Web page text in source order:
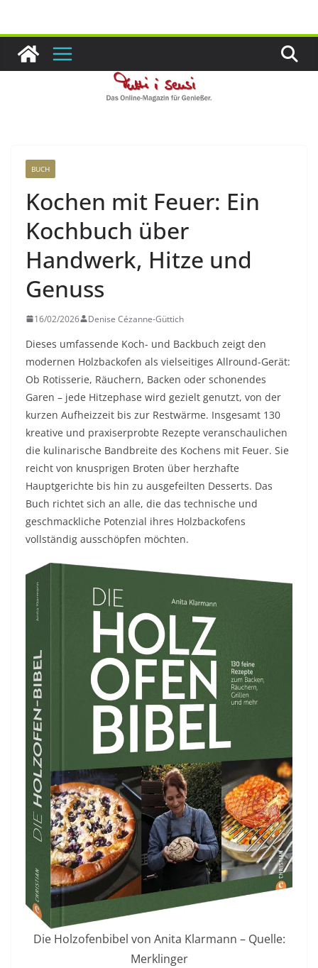
springen
BUCH
Kochen mit Feuer: Ein
Kochbuch über
Handwerk, Hitze und
Genuss
16/02/2026 Denise Cézanne-Güttich
Dieses umfassende Koch- und Backbuch zeigt den
modernen Holzbackofen als vielseitiges Allround-Gerät:
Ob Rotisserie, Räuchern, Backen oder schonendes
Garen – jede Hitzephase wird gezielt genutzt, von der
kurzen Aufheizzeit bis zur Restwärme. Insgesamt 130
kreative und praxiserprobte Rezepte veranschaulichen
die kulinarische Bandbreite des Kochens mit Feuer. Sie
reicht von knusprigen Broten über herzhafte
Hauptgerichte bis hin zu ausgefeilten Desserts. Das
Buch richtet sich an alle, die das technische und
geschmackliche Potenzial ihres Holzbackofens
vollständig ausschöpfen möchten.
Die Holzofenbibel von Anita Klarmann – Quelle:
Merklinger